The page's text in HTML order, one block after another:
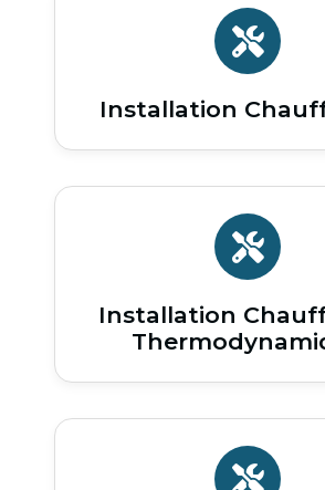
Installation
Installation